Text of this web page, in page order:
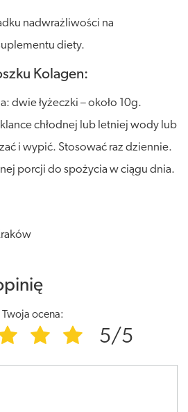
nadwrażliwości na
diety.
Kolagen:
dwie łyżeczki – około 10g.
chłodnej lub letniej wody lub
i wypić. Stosować raz dziennie.
porcji do spożycia w ciągu dnia.
Twoja ocena:
5/5